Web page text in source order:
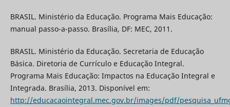
BRASIL. Ministério da Educação. Programa Mais Educação:
manual passo-a-passo. Brasília, DF: MEC, 2011.
BRASIL. Ministério da Educação. Secretaria de Educação
Básica. Diretoria de Currículo e Educação Integral.
Programa Mais Educação: Impactos na Educação Integral e
Integrada. Brasília, 2013. Disponível em:
http://educacaointegral.mec.gov.br/images/pdf/